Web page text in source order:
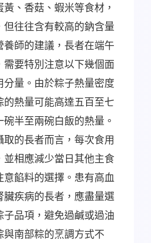
、香菇、蝦米等食材，
往往含有較高的鈉含量
師的建議，長者在端午
要特別注意以下幾個面
量。由於粽子熱量密度
熱量可能高達五百至七
半至兩碗白飯的熱量。
的長者而言，每次食用
相應減少當日其他主食
餡料的選擇。患有高血
臟疾病的長者，應盡量選
品項，避免過鹹或過油
南部粽的烹調方式不